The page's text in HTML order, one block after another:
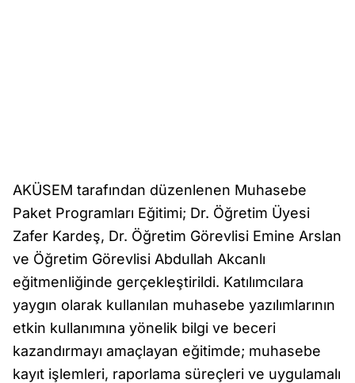
AKÜSEM tarafından düzenlenen Muhasebe
Paket Programları Eğitimi; Dr. Öğretim Üyesi
Zafer Kardeş, Dr. Öğretim Görevlisi Emine Arslan
ve Öğretim Görevlisi Abdullah Akcanlı
eğitmenliğinde gerçekleştirildi. Katılımcılara
yaygın olarak kullanılan muhasebe yazılımlarının
etkin kullanımına yönelik bilgi ve beceri
kazandırmayı amaçlayan eğitimde; muhasebe
kayıt işlemleri, raporlama süreçleri ve uygulamalı